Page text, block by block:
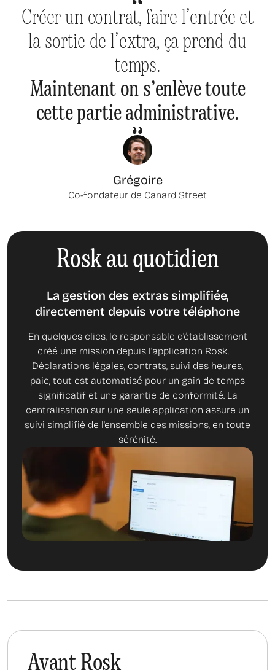
Créer un contrat, faire l’entrée et
la sortie de l’extra, ça prend du
temps.
Maintenant on s’enlève toute
cette partie administrative.
Grégoire
Co-fondateur de Canard Street
Rosk au quotidien
La gestion des extras simplifiée,
directement depuis votre téléphone
En quelques clics, le responsable d'établissement
créé une mission depuis l'application Rosk.
Déclarations légales, contrats, suivi des heures,
paie, tout est automatisé pour un gain de temps
significatif et une garantie de conformité. La
centralisation sur une seule application assure un
suivi simplifié de l'ensemble des missions, en toute
sérénité.